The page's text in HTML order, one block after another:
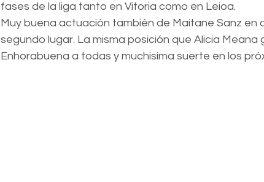
fases de la liga tanto en Vitoria como en Leioa.
Muy buena actuación también de Maitane Sanz
segundo lugar. La misma posición que Alicia
Enhorabuena a todas y muchisima suerte en los